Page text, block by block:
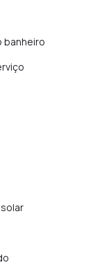
banheiro